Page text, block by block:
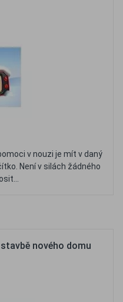
v nouzi je mít v daný
Není v silách žádného
nového domu